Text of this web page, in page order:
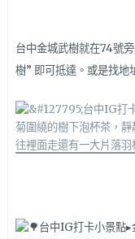
台中金城武樹就在74號
樹” 即可抵達。或是找地